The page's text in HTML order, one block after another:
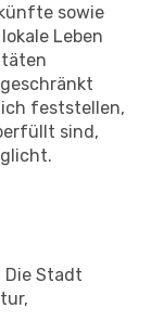
sowie
Leben
feststellen,
sind,
Die Stadt